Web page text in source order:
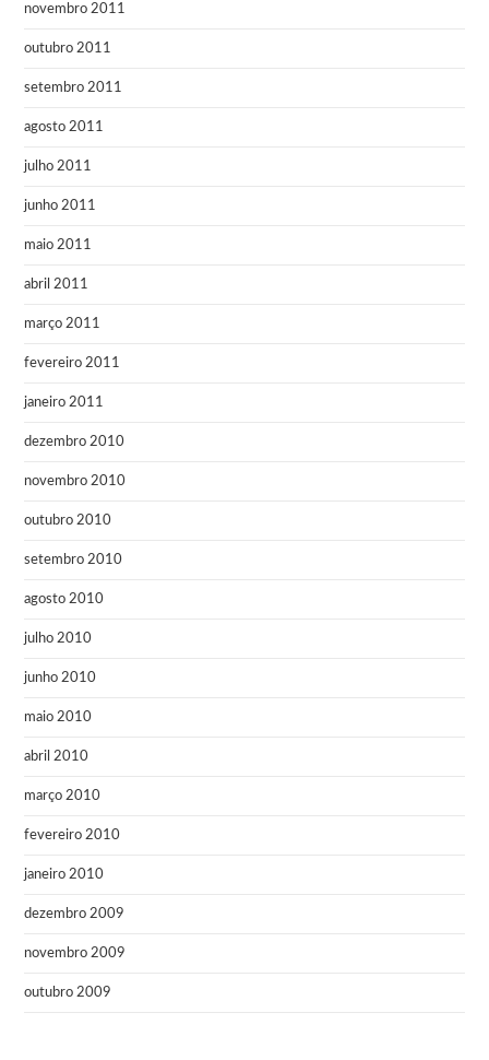
novembro 2011
outubro 2011
setembro 2011
agosto 2011
julho 2011
junho 2011
maio 2011
abril 2011
março 2011
fevereiro 2011
janeiro 2011
dezembro 2010
novembro 2010
outubro 2010
setembro 2010
agosto 2010
julho 2010
junho 2010
maio 2010
abril 2010
março 2010
fevereiro 2010
janeiro 2010
dezembro 2009
novembro 2009
outubro 2009